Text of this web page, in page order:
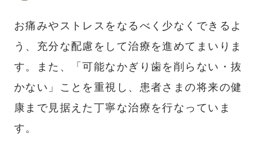
お痛みやストレスをなるべく少なくできるよ
う、充分な配慮をして治療を進めてまいりま
す。また、「可能なかぎり歯を削らない・抜
かない」ことを重視し、患者さまの将来の健
康まで見据えた丁寧な治療を行なっていま
す。